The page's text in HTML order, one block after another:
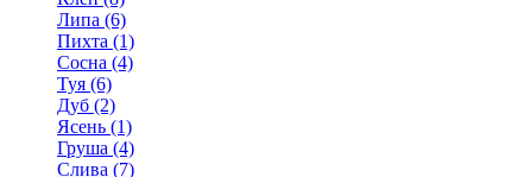
Липа (6)
Пихта (1)
Сосна (4)
Туя (6)
Дуб (2)
Ясень (1)
Груша (4)
Слива (7)